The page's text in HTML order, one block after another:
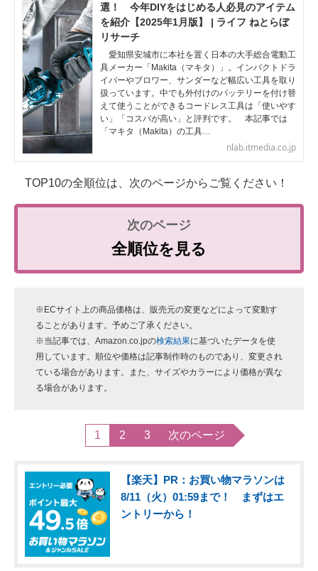
選！ 今年DIYをはじめる人必見のアイテム
を紹介【2025年1月版】 | ライフ ねとらぼ
リサーチ
愛知県安城市に本社を置く日本の大手総合電動工
具メーカー「Makita（マキタ）」。インパクトドラ
イバーやブロワー、サンダーなど幅広い工具を取り
扱っています。中でも外付けのバッテリーを付け替
えて使うことができるコードレス工具は「使いやす
い」「コスパが高い」と評判です。 本記事では
「マキタ（Makita）の工具…
nlab.itmedia.co.jp
TOP10の全順位は、次のページからご覧ください！
全順位を見る
※ECサイト上の商品価格は、販売元の変更などによって変動す
ることがあります。予めご了承ください。
※当記事では、Amazon.co.jpの検索結果に基づいたデータを使
用しています。順位や価格は記事制作時のものであり、変更され
ている場合があります。また、サイズやカラーにより価格が異な
る場合があります。
1 2 3 次のページ
【楽天】PR：お買い物マラソンは
8/11（火）01:59まで！ まずはエ
ントリーから！